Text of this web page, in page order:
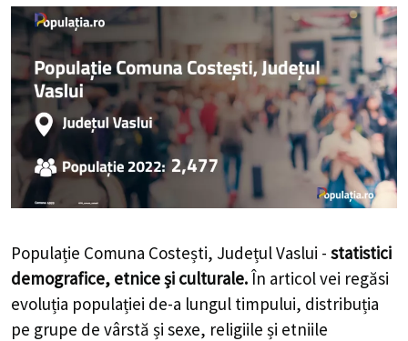
Populație Comuna Costești, Județul Vaslui - statistici
demografice, etnice și culturale.În articol vei regăsi
evoluția populației de-a lungul timpului, distribuția
pe grupe de vârstă și sexe, religiile și etniile